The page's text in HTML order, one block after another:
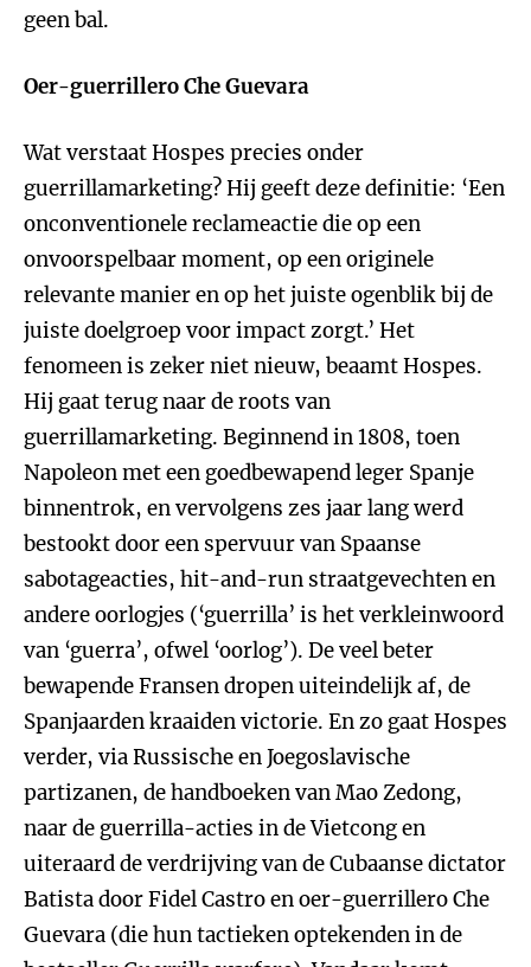
geen bal.
Oer-guerrillero Che Guevara
Wat verstaat Hospes precies onder
guerrillamarketing? Hij geeft deze definitie: ‘Een
onconventionele reclameactie die op een
onvoorspelbaar moment, op een originele
relevante manier en op het juiste ogenblik bij de
juiste doelgroep voor impact zorgt.’ Het
fenomeen is zeker niet nieuw, beaamt Hospes.
Hij gaat terug naar de roots van
guerrillamarketing. Beginnend in 1808, toen
Napoleon met een goedbewapend leger Spanje
binnentrok, en vervolgens zes jaar lang werd
bestookt door een spervuur van Spaanse
sabotageacties, hit-and-run straatgevechten en
andere oorlogjes (‘guerrilla’ is het verkleinwoord
van ‘guerra’, ofwel ‘oorlog’). De veel beter
bewapende Fransen dropen uiteindelijk af, de
Spanjaarden kraaiden victorie. En zo gaat Hospes
verder, via Russische en Joegoslavische
partizanen, de handboeken van Mao Zedong,
naar de guerrilla-acties in de Vietcong en
uiteraard de verdrijving van de Cubaanse dictator
Batista door Fidel Castro en oer-guerrillero Che
Guevara (die hun tactieken optekenden in de